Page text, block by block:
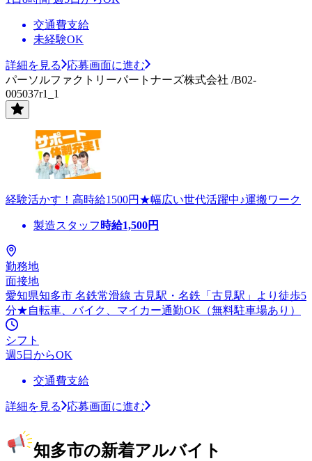
交通費支給
未経験OK
詳細を見る
応募画面に進む
パーソルファクトリーパートナーズ株式会社 /B02-
005037r1_1
経験活かす！高時給1500円★幅広い世代活躍中♪運搬ワーク
製造スタッフ 時給1,500円
勤務地
面接地
愛知県知多市 名鉄常滑線 古見駅・名鉄「古見駅」より徒歩5
分★自転車、バイク、マイカー通勤OK（無料駐車場あり）
シフト
週5日からOK
交通費支給
詳細を見る 応募画面に進む
知多市の新着アルバイト